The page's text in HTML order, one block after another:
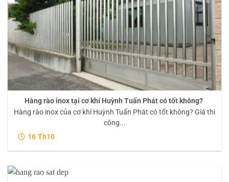
Hàng rào inox tại cơ khí Huỳnh Tuấn Phát có tốt không?
Hàng rào inox của cơ khí Huỳnh Tuấn Phát có tốt không? Giá thi
công...
16 Th10